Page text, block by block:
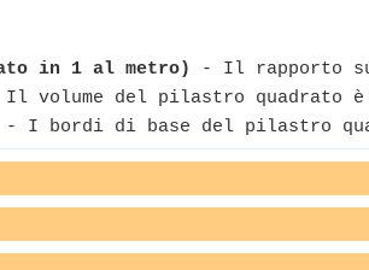
in 1 al metro)
- Il rapporto
volume del pilastro quadrato
- I bordi di base del pilastro